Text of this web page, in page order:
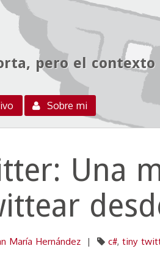
pero el contexto
Sobre mi
Una
María Hernández | c#, tiny